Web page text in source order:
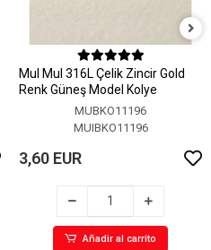
MuI MuI 316L Çelik Zincir Gold
Renk Güneş Model Kolye
MUBKO11196
MUIBKO11196
3,60 EUR
Añadir al carrito